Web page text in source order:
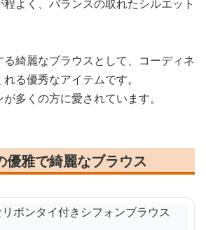
よく、バランスの取れたシルエット
綺麗なブラウスとして、コーディネ
る優秀なアイテムです。
多くの方に愛されています。
優雅で綺麗なブラウス